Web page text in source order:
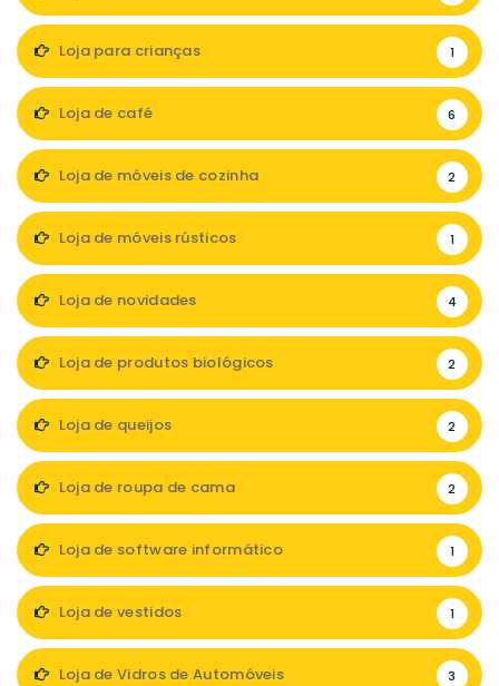
Loja para crianças 1
Loja de café 6
Loja de móveis de cozinha 2
Loja de móveis rústicos 1
Loja de novidades 4
Loja de produtos biológicos 2
Loja de queijos 2
Loja de roupa de cama 2
Loja de software informático 1
Loja de vestidos 1
Loja de Vidros de Automóveis 3